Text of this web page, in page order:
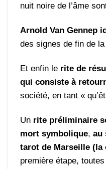
nuit noire de l’âme
Arnold Van Gennep
des signes de fin de
Et enfin le rite de
qui consiste à
société, en tant «
Un rite préliminaire
mort symbolique,au
tarot de Marseille (la
première étape,